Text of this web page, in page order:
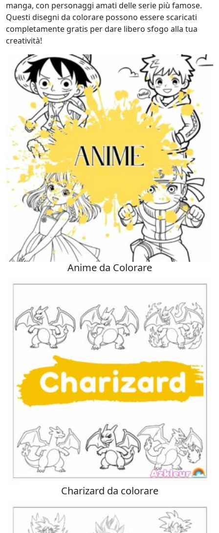
manga, con personaggi amati delle serie più famose.
Questi disegni da colorare possono essere scaricati
completamente gratis per dare libero sfogo alla tua
creatività!
Anime da Colorare
Charizard da colorare